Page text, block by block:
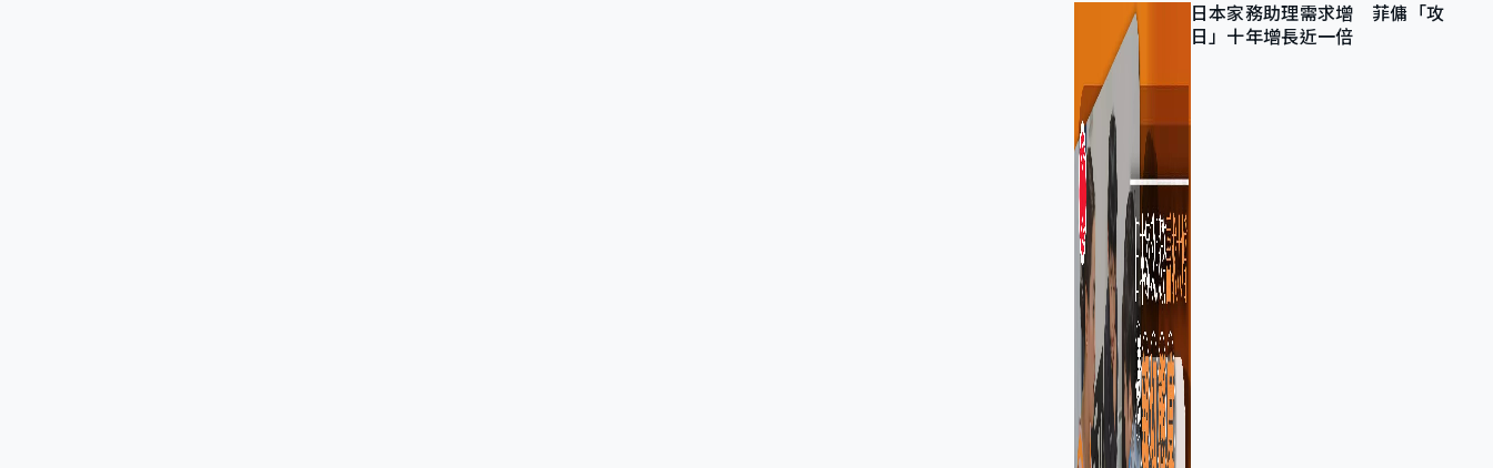
日本家務助理需求增 菲傭「攻
日」十年增長近一倍